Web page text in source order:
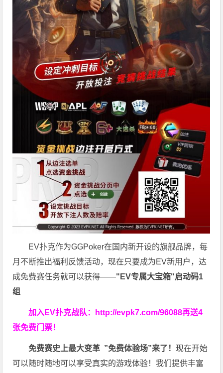
EV扑克作为GGPoker在国内新开设的旗舰品牌，每
月不断推出福利反馈活动，现在只要成为EV新用户，达
成免费赛任务就可以获得——"EV专属大宝箱"启动码1
组
加入EV扑克战队： http://evpk7.com/96088再送4
张免费门票！
免费赛史上最大变革 ”免费体验场”来了！现在开始
可以随时随地可以享受真实的游戏体验！我们提供丰富